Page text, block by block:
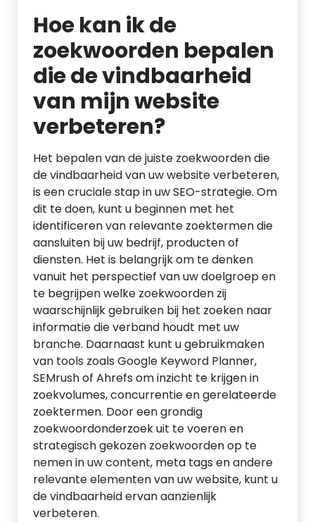
Hoe kan ik de
zoekwoorden bepalen
die de vindbaarheid
van mijn website
verbeteren?
Het bepalen van de juiste zoekwoorden die
de vindbaarheid van uw website verbeteren,
is een cruciale stap in uw SEO-strategie. Om
dit te doen, kunt u beginnen met het
identificeren van relevante zoektermen die
aansluiten bij uw bedrijf, producten of
diensten. Het is belangrijk om te denken
vanuit het perspectief van uw doelgroep en
te begrijpen welke zoekwoorden zij
waarschijnlijk gebruiken bij het zoeken naar
informatie die verband houdt met uw
branche. Daarnaast kunt u gebruikmaken
van tools zoals Google Keyword Planner,
SEMrush of Ahrefs om inzicht te krijgen in
zoekvolumes, concurrentie en gerelateerde
zoektermen. Door een grondig
zoekwoordonderzoek uit te voeren en
strategisch gekozen zoekwoorden op te
nemen in uw content, meta tags en andere
relevante elementen van uw website, kunt u
de vindbaarheid ervan aanzienlijk
verbeteren.